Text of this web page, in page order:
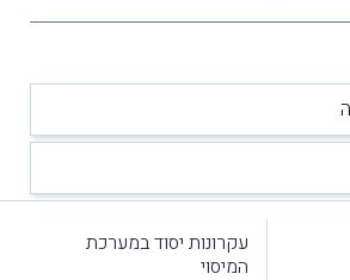
עקרונות יסוד במערכת
המיסוי